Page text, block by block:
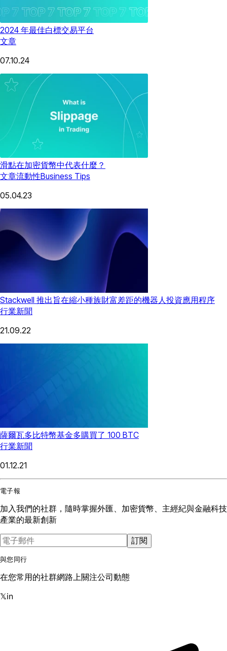
2024 年最佳白標交易平台
文章
07.10.24
滑點在加密貨幣中代表什麼？
文章流動性Business Tips
05.04.23
Stackwell 推出旨在縮小種族財富差距的機器人投資應用程序
行業新聞
21.09.22
薩爾瓦多比特幣基金多購買了 100 BTC
行業新聞
01.12.21
電子報
加入我們的社群，隨時掌握外匯、加密貨幣、主經紀與金融科技
產業的最新創新
訂閱
與您同行
在您常用的社群網路上關注公司動態
𝕏in